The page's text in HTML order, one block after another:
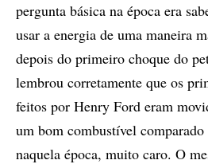
pergunta básica na época era
usar a energia de uma maneira
depois do primeiro choque do
lembrou corretamente que os
feitos por Henry Ford eram
um bom combustível
naquela época, muito caro. O